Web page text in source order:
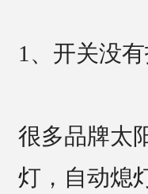
1、开关没有
很多品牌太
灯，自动熄